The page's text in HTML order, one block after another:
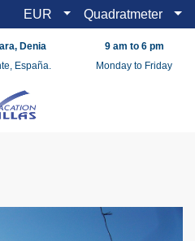
EUR Quadratmeter
Denia
España.
9 am to 6 pm
Monday to Friday